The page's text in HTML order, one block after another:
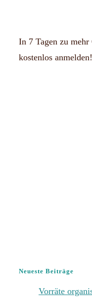
In 7 Tagen zu
kostenlos anmelden!
Neueste Beiträge
Vorräte